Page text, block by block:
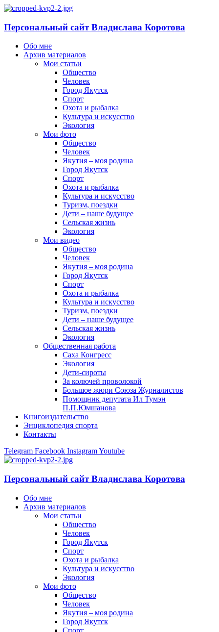
Персональный сайт Владислава Коротова
Обо мне
Архив материалов
Мои статьи
Общество
Человек
Город Якутск
Спорт
Охота и рыбалка
Культура и искусство
Экология
Мои фото
Общество
Человек
Якутия – моя родина
Город Якутск
Спорт
Охота и рыбалка
Культура и искусство
Туризм, поездки
Дети – наше будущее
Сельская жизнь
Экология
Мои видео
Общество
Человек
Якутия – моя родина
Город Якутск
Спорт
Охота и рыбалка
Культура и искусство
Туризм, поездки
Дети – наше будущее
Сельская жизнь
Экология
Общественная работа
Саха Конгресс
Экология
Дети-сироты
За колючей проволокой
Большое жюри Союза Журналистов
Помощник депутата Ил Тумэн
П.П.Юмшанова
Книгоиздательство
Энциклопедия спорта
Контакты
Telegram Facebook InstagramYoutube
Персональный сайт Владислава Коротова
Обо мне
Архив материалов
Мои статьи
Общество
Человек
Город Якутск
Спорт
Охота и рыбалка
Культура и искусство
Экология
Мои фото
Общество
Человек
Якутия – моя родина
Город Якутск
Спорт